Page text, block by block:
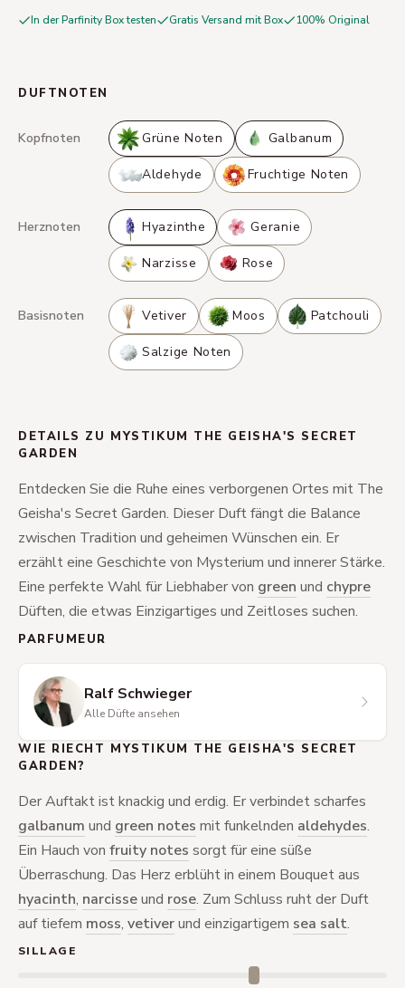
In der Parfinity Box testen Gratis Versand mit Box 100% Original
DUFTNOTEN
Kopfnoten Grüne Noten Galbanum
Aldehyde Fruchtige Noten
Herznoten Hyazinthe Geranie
Narzisse Rose
Basisnoten Vetiver Moos Patchouli
Salzige Noten
DETAILS ZU MYSTIKUM THE GEISHA'S SECRET
GARDEN
Entdecken Sie die Ruhe eines verborgenen Ortes mit The
Geisha's Secret Garden. Dieser Duft fängt die Balance
zwischen Tradition und geheimen Wünschen ein. Er
erzählt eine Geschichte von Mysterium und innerer Stärke.
Eine perfekte Wahl für Liebhaber von green und chypre
Düften, die etwas Einzigartiges und Zeitloses suchen.
PARFUMEUR
Ralf Schwieger
Alle Düfte ansehen
WIE RIECHT MYSTIKUM THE GEISHA'S SECRET
GARDEN?
Der Auftakt ist knackig und erdig. Er verbindet scharfes
galbanum und green notes mit funkelnden aldehydes.
Ein Hauch von fruity notes sorgt für eine süße
Überraschung. Das Herz erblüht in einem Bouquet aus
hyacinth, narcisseund rose. Zum Schluss ruht der Duft
auf tiefem moss, vetiverund einzigartigem sea salt.
SILLAGE